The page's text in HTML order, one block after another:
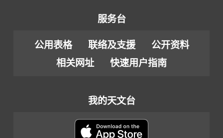
服务台
公用表格 联络及支援
公开资料
相关网址
快速用户指南
我的天文台